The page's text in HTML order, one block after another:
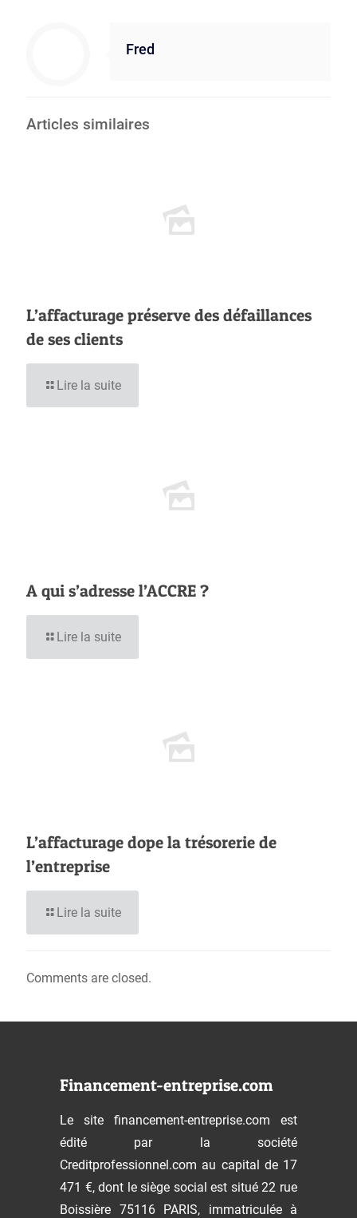
Fred
Articles similaires
L’affacturage préserve des défaillances
de ses clients
Lire la suite
A qui s’adresse l’ACCRE ?
Lire la suite
L’affacturage dope la trésorerie de
l’entreprise
Lire la suite
Comments are closed.
Financement-entreprise.com
Le site financement-entreprise.com est
édité par la société
Creditprofessionnel.com au capital de 17
471 €, dont le siège social est situé 22 rue
Boissière 75116 PARIS, immatriculée à